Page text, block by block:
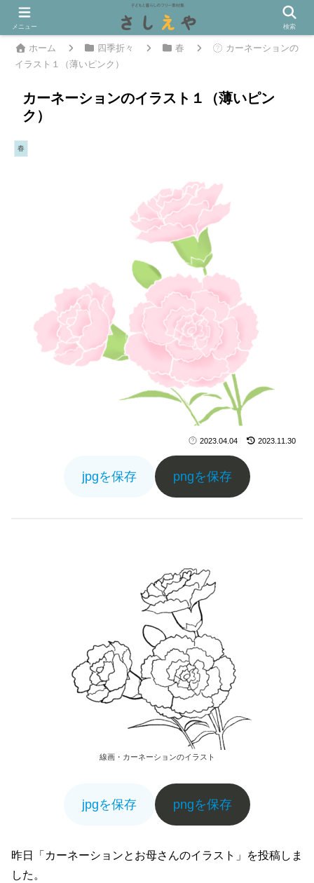
ホーム 四季折々 春
カーネーションの
イラスト１（薄いピンク）
カーネーションのイラスト１（薄いピン
ク）
春
2023.04.04 2023.11.30
jpgを保存 pngを保存
線画・カーネーションのイラスト
jpgを保存 pngを保存
昨日「カーネーションとお母さんのイラスト」を投稿しま
した。
メニュー 検索